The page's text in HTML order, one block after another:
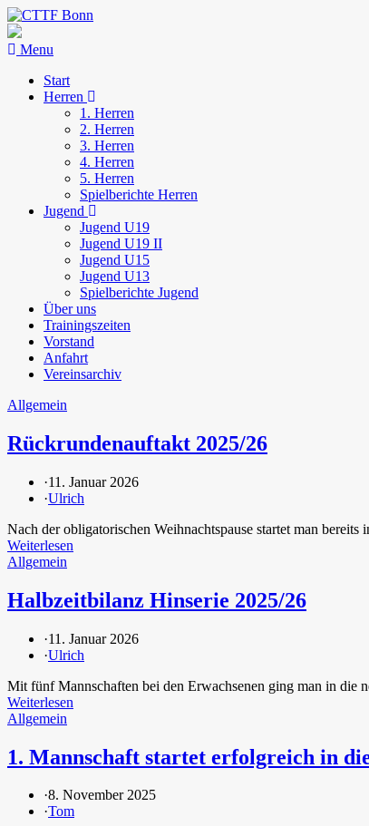
Menu
Start
Herren
1. Herren
2. Herren
3. Herren
4. Herren
5. Herren
Spielberichte Herren
Jugend
Jugend U19
Jugend U19 II
Jugend U15
Jugend U13
Spielberichte Jugend
Über uns
Trainingszeiten
Vorstand
Anfahrt
Vereinsarchiv
Allgemein
Rückrundenauftakt 2025/26
·11. Januar 2026
·Ulrich
Nach der obligatorischen Weihnachtspause startet man
Weiterlesen
Allgemein
Halbzeitbilanz Hinserie 2025/26
·11. Januar 2026
·Ulrich
Mit fünf Mannschaften bei den Erwachsenen ging man in die
Weiterlesen
Allgemein
1. Mannschaft startet erfolgreich in
·8. November 2025
·Tom